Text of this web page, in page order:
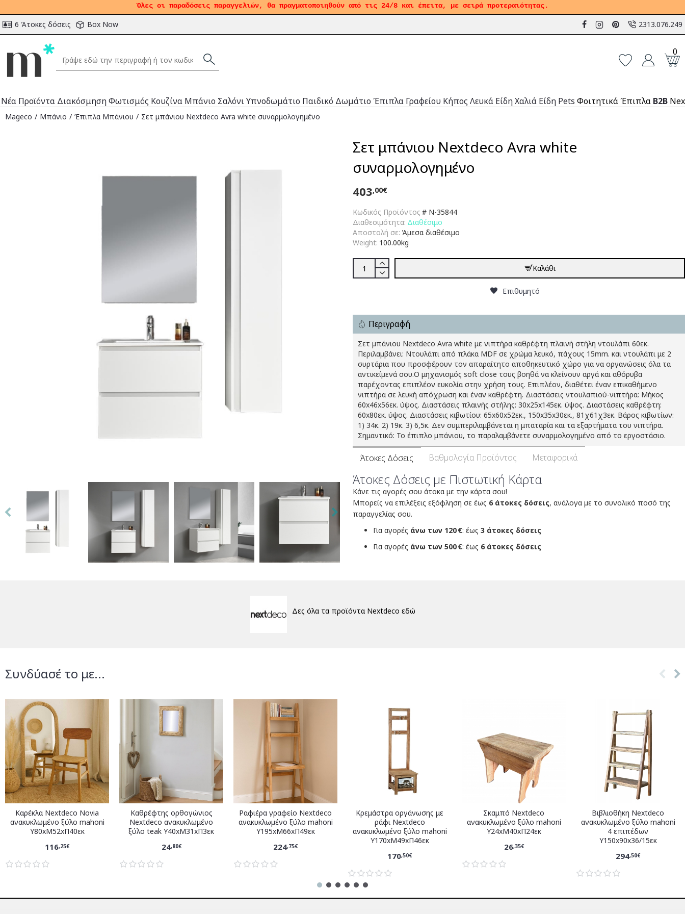
Όλες οι παραδόσεις παραγγελιών, θα πραγματοποιηθούν από τις 24/8 και έπειτα, με σειρά προτεραιότητας.
6 Άτοκες δόσεις Box Now 2313.076.249
0
Νέα Προϊόντα ΔιακόσμησηΦωτισμός Κουζίνα Μπάνιο ΣαλόνιΥπνοδωμάτιο Παιδικό Δωμάτιο Έπιπλα Γραφείου Κήπος Λευκά ΕίδηΧαλιά Είδη Pets Φοιτητικά Έπιπλα B2B
Mageco Μπάνιο Έπιπλα Μπάνιου Σετ μπάνιου Nextdeco Avra white συναρμολογημένο
Σετ μπάνιου Nextdeco Avra white
συναρμολογημένο
Κωδικός Προϊόντος # N-35844
Διαθεσιμότητα: Διαθέσιμο
Αποστολή σε: Άμεσα διαθέσιμο
Weight: 100.00kg
403,00€
Καλάθι
Επιθυμητό
Περιγραφή
Σετ μπάνιου Nextdeco Avra white με νιπτήρα καθρέφτη πλαινή στήλη ντουλάπι 60εκ.
Περιλαμβάνει: Ντουλάπι από πλάκα MDF σε χρώμα λευκό, πάχους 15mm. και ντουλάπι με 2
συρτάρια που προσφέρουν τον απαραίτητο αποθηκευτικό χώρο για να οργανώσεις όλα τα
αντικείμενά σου.Ο μηχανισμός soft close τους βοηθά να κλείνουν αργά και αθόρυβα
παρέχοντας επιπλέον ευκολία στην χρήση τους. Επιπλέον, διαθέτει έναν επικαθήμενο
νιπτήρα σε λευκή απόχρωση και έναν καθρέφτη. Διαστάσεις ντουλαπιού-νιπτήρα: Μήκος
60x46x56εκ. ύψος. Διαστάσεις πλαινής στήλης: 30x25x145εκ. ύψος. Διαστάσεις καθρέφτη:
60x80εκ. ύψος. Διαστάσεις κιβωτίου: 65x60x52εκ., 150x35x30εκ., 81χ61χ3εκ. Βάρος κιβωτίων:
1) 34κ. 2) 19κ. 3) 6,5κ. Δεν συμπεριλαμβάνεται η μπαταρία και τα εξαρτήματα του νιπτήρα.
Σημαντικό: Το έπιπλο μπάνιου, το παραλαμβάνετε συναρμολογημένο από το εργοστάσιο.
Άτοκες Δόσεις Βαθμολογία Προϊόντος Μεταφορικά
Άτοκες Δόσεις με Πιστωτική Κάρτα
Κάνε τις αγορές σου άτοκα με την κάρτα σου!
Μπορείς να επιλέξεις εξόφληση σε έως 6 άτοκες δόσεις, ανάλογα με το συνολικό ποσό της
παραγγελίας σου.
Για αγορές άνω των 120 €: έως 3 άτοκες δόσεις
Για αγορές άνω των 500 €: έως 6 άτοκες δόσεις
Δες όλα τα προϊόντα Nextdeco εδώ
Συνδύασέ το με...
Καρέκλα Nextdeco Novia
ανακυκλωμένο ξύλο mahoni
Υ80xM52xΠ40εκ
116,25€
Καθρέφτης ορθογώνιος
Nextdeco ανακυκλωμένο
ξύλο teak Υ40xM31xΠ3εκ
24,80€
Ραφιέρα γραφείο Nextdeco
ανακυκλωμένο ξύλο mahoni
Υ195xM66xΠ49εκ
224,75€
Κρεμάστρα οργάνωσης με
ράφι Nextdeco
ανακυκλωμένο ξύλο mahoni
Υ170xM49xΠ46εκ
170,50€
Σκαμπό Nextdeco
ανακυκλωμένο ξύλο mahoni
Υ24xM40xΠ24εκ
26,35€
Βιβλιοθήκη Nextdeco
ανακυκλωμένο ξύλο mahoni
4 επιπέδων
Υ150x90x36/15εκ
294,50€